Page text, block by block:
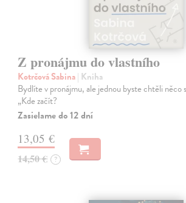
Z pronájmu do vlastního
Kotrčová Sabina| Kniha
Bydlíte v pronájmu, ale jednou byste chtěli něco
„Kde začít?
Zasielame do 12 dní
13,05 €
14,50 € ?